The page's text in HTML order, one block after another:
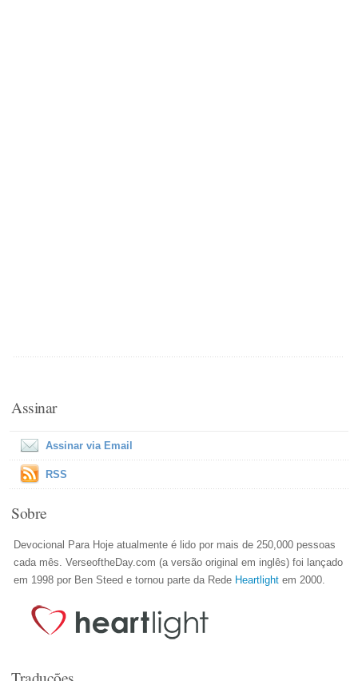
Assinar
Assinar via Email
RSS
Sobre
Devocional Para Hoje atualmente é lido por mais de 250,000 pessoas
cada mês. VerseoftheDay.com (a versão original em inglês) foi lançado
em 1998 por Ben Steed e tornou parte da Rede Heartlight em 2000.